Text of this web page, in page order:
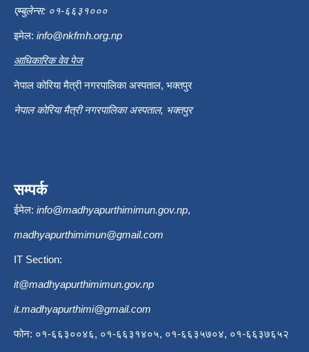
एम्बुलेन्स: ०१-६६३१०००
इमेल: info@nkfmh.org.np
आधिकारिक वेव पेज
नेपाल कोरिया मैत्री नगरपालिका अस्पताल, भक्तपुर
नेपाल कोरिया मैत्री नगरपालिका अस्पताल, भक्तपुर
सम्पर्क
ईमेल: info@madhyapurthimimun.gov.np,
madhyapurthimimun@gmail.com
IT Section:
it@madhyapurthimimun.gov.np
it.madhyapurthimi@gmail.com
फोन: ०१-६६३००४६, ०१-६६३१४०५, ०१-६६३५७०४, ०१-६६३७६५२